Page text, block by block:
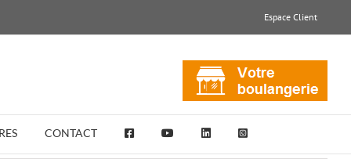
Espace Client
CONTACT